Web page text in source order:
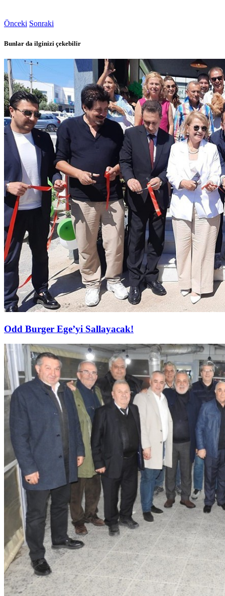
Önceki Sonraki
Bunlar da ilginizi çekebilir
Odd Burger Ege’yi Sallayacak!